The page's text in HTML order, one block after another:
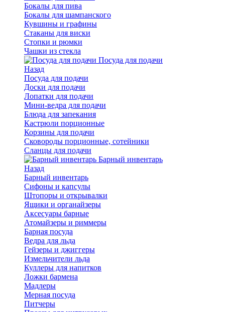
Бокалы для пива
Бокалы для шампанского
Кувшины и графины
Стаканы для виски
Стопки и рюмки
Чашки из стекла
Посуда для подачи
Назад
Посуда для подачи
Доски для подачи
Лопатки для подачи
Мини-ведра для подачи
Блюда для запекания
Кастрюли порционные
Корзины для подачи
Сковороды порционные, сотейники
Сланцы для подачи
Барный инвентарь
Назад
Барный инвентарь
Сифоны и капсулы
Штопоры и открывалки
Ящики и органайзеры
Аксесуары барные
Атомайзеры и риммеры
Барная посуда
Ведра для льда
Гейзеры и джиггеры
Измельчители льда
Куллеры для напитков
Ложки бармена
Мадлеры
Мерная посуда
Питчеры